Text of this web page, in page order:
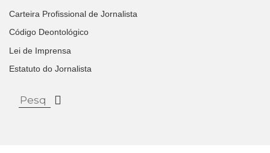
Carteira Profissional de Jornalista
Código Deontológico
Lei de Imprensa
Estatuto do Jornalista